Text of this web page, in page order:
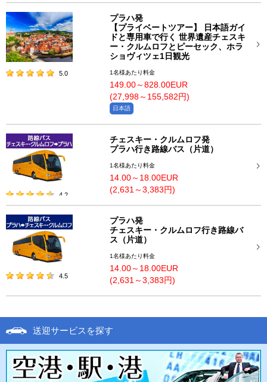
5.0
プラハ発
【プライベートツアー】 日本語ガイ
ドと専用車で行く 世界遺産チェスキ
ー・クルムロフとピーセック、ホラ
ショヴィツェ1日観光
1名様あたり料金
149.00～828.00EUR
(27,998～155,582円)
日本語
4.2
チェスキー・クルムロフ発
プラハ行き路線バス（片道）
1名様あたり料金
14.00～18.00EUR
(2,631～3,383円)
4.5
プラハ発
チェスキー・クルムロフ行き路線バ
ス（片道）
1名様あたり料金
14.00～18.00EUR
(2,631～3,383円)
送迎サービスを探す